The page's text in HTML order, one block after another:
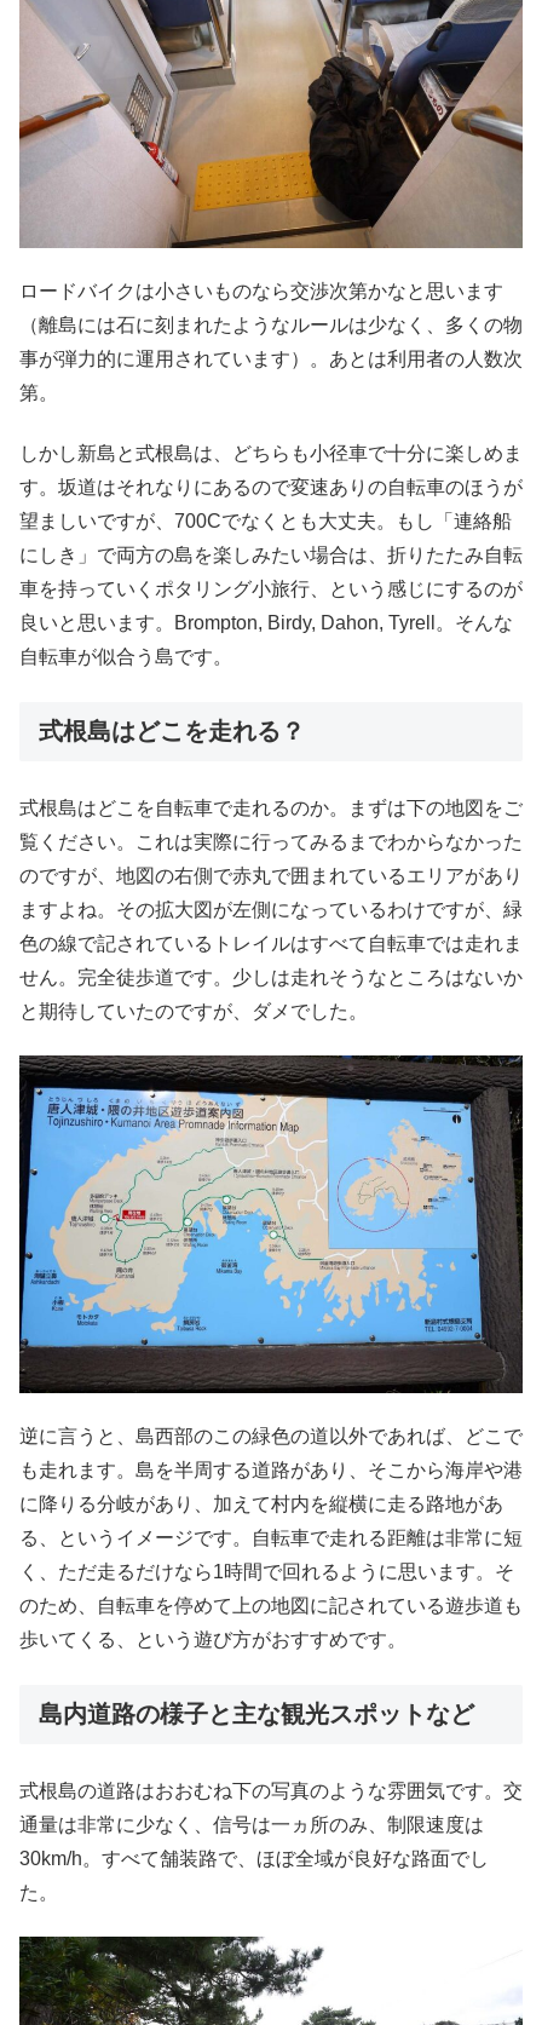
ロードバイクは小さいものなら交渉次第かなと思います
（離島には石に刻まれたようなルールは少なく、多くの物
事が弾力的に運用されています）。あとは利用者の人数次
第。
しかし新島と式根島は、どちらも小径車で十分に楽しめま
す。坂道はそれなりにあるので変速ありの自転車のほうが
望ましいですが、700Cでなくとも大丈夫。もし「連絡船
にしき」で両方の島を楽しみたい場合は、折りたたみ自転
車を持っていくポタリング小旅行、という感じにするのが
良いと思います。Brompton, Birdy, Dahon, Tyrell。そんな
自転車が似合う島です。
式根島はどこを走れる？
式根島はどこを自転車で走れるのか。まずは下の地図をご
覧ください。これは実際に行ってみるまでわからなかった
のですが、地図の右側で赤丸で囲まれているエリアがあり
ますよね。その拡大図が左側になっているわけですが、緑
色の線で記されているトレイルはすべて自転車では走れま
せん。完全徒歩道です。少しは走れそうなところはないか
と期待していたのですが、ダメでした。
逆に言うと、島西部のこの緑色の道以外であれば、どこで
も走れます。島を半周する道路があり、そこから海岸や港
に降りる分岐があり、加えて村内を縦横に走る路地があ
る、というイメージです。自転車で走れる距離は非常に短
く、ただ走るだけなら1時間で回れるように思います。そ
のため、自転車を停めて上の地図に記されている遊歩道も
歩いてくる、という遊び方がおすすめです。
島内道路の様子と主な観光スポットなど
式根島の道路はおおむね下の写真のような雰囲気です。交
通量は非常に少なく、信号は一ヵ所のみ、制限速度は
30km/h。すべて舗装路で、ほぼ全域が良好な路面でし
た。